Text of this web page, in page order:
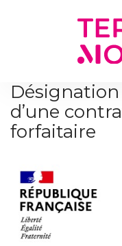
d’une
forfaitaire